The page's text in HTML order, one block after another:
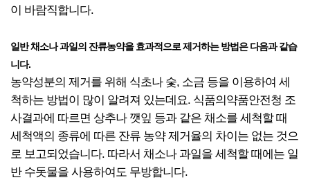
이 바람직합니다.
일반 채소나 과일의 잔류농약을 효과적으로 제거하는 방법은 다음과 같습
니다.
농약성분의 제거를 위해 식초나 숯, 소금 등을 이용하여 세
척하는 방법이 많이 알려져 있는데요. 식품의약품안전청 조
사결과에 따르면 상추나 깻잎 등과 같은 채소를 세척할 때
세척액의 종류에 따른 잔류 농약 제거율의 차이는 없는 것으
로 보고되었습니다. 따라서 채소나 과일을 세척할 때에는 일
반 수돗물을 사용하여도 무방합니다.